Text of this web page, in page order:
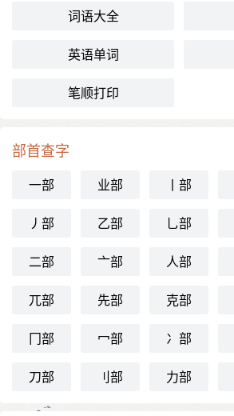
词语大全
英语单词
笔顺打印
部首查字
一部 业部 丨部
丿部 乙部 乚部
二部 亠部 人部
兀部 先部 克部
冂部 冖部 冫部
刀部 刂部 力部